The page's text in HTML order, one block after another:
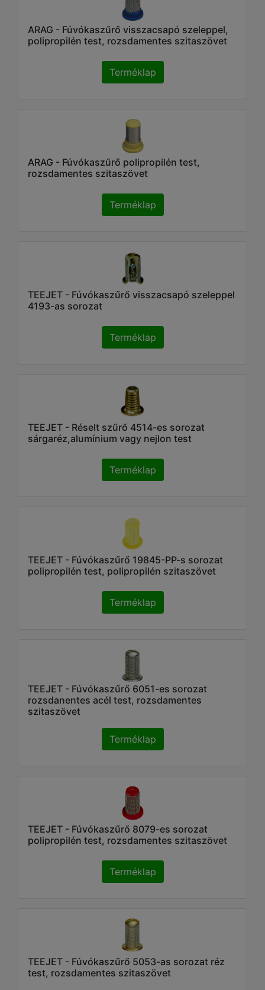
ARAG - Fúvókaszűrő visszacsapó szeleppel,
polipropilén test, rozsdamentes szitaszövet
Terméklap
ARAG - Fúvókaszűrő polipropilén test,
rozsdamentes szitaszövet
Terméklap
TEEJET - Fúvókaszűrő visszacsapó szeleppel
4193-as sorozat
Terméklap
TEEJET - Réselt szűrő 4514-es sorozat
sárgaréz,alumínium vagy nejlon test
Terméklap
TEEJET - Fúvókaszűrő 19845-PP-s sorozat
polipropilén test, polipropilén szitaszövet
Terméklap
TEEJET - Fúvókaszűrő 6051-es sorozat
rozsdanentes acél test, rozsdamentes
szitaszövet
Terméklap
TEEJET - Fúvókaszűrő 8079-es sorozat
polipropilén test, rozsdamentes szitaszövet
Terméklap
TEEJET - Fúvókaszűrő 5053-as sorozat réz
test, rozsdamentes szitaszövet